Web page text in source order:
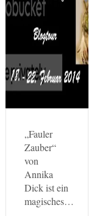
„Fauler
Zauber“
von
Annika
Dick ist ein
magisches…